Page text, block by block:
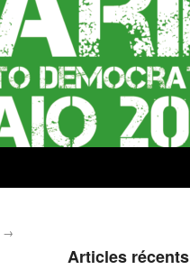
→
Articles récents